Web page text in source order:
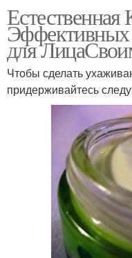
Естественная
Эффективных
для
Чтобы сделать
придерживайтесь